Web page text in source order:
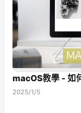
macOS教學 - 如
2025/1/5